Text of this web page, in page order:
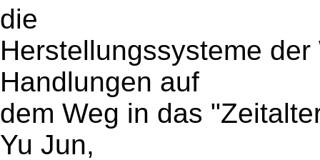
die
Herstellungssysteme
Handlungen auf
dem Weg in das
Yu Jun,